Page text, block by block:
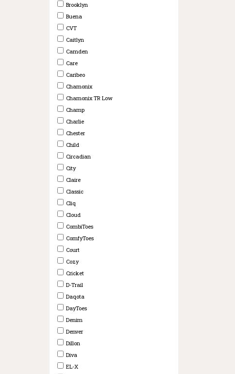
Brooklyn
Buena
CVT
Caitlyn
Camden
Care
Caribeo
Chamonix
Chamonix TR Low
Champ
Charlie
Chester
Child
Circadian
City
Claire
Classic
Cliq
Cloud
CombiToes
ComfyToes
Court
Cozy
Cricket
D-Trail
Daqota
DayToes
Denim
Denver
Dillon
Diva
EL-X